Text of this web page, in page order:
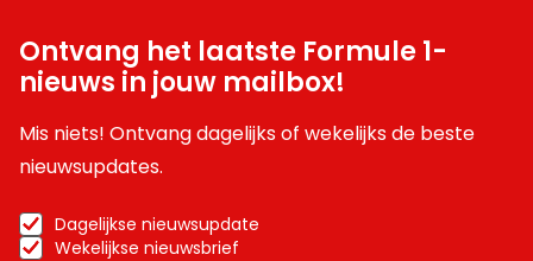
Ontvang het laatste Formule 1-
nieuws in jouw mailbox!
Mis niets! Ontvang dagelijks of wekelijks de beste
nieuwsupdates.
Dagelijkse nieuwsupdate
Wekelijkse nieuwsbrief